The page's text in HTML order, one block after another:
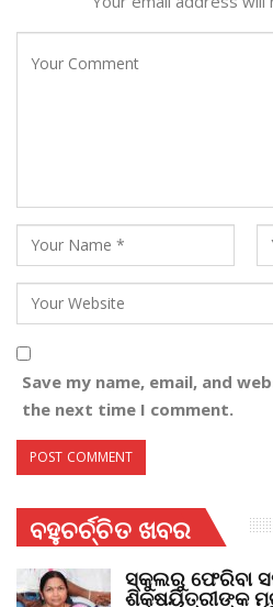
Save my name, email, and
the next time I comment.
ବହୁଚର୍ଚ୍ଚିତ ଖବର
ସ୍କୁଲରୁ ଫେରିବା
ଶିକ୍ଷୟିତ୍ରୀଙ୍କ